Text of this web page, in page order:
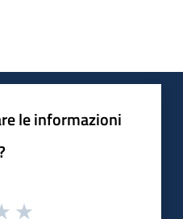
le informazioni